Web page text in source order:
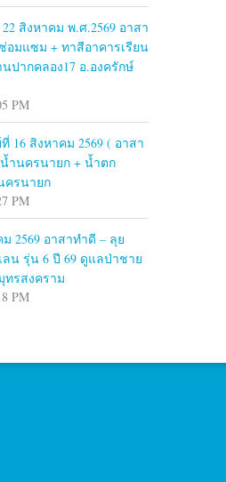
สิงหาคม พ.ศ.2569 อาสา
มแซม + ทาสีอาคารเรียน
ปากคลอง17 อ.องครักษ์
PM
16 สิงหาคม 2569 ( อาสา
ำนครนายก + น้ำตก
ครนายก
PM
2569 อาสาทำดี – ลุย
น รุ่น 6 ปี 69 ดูแลป่าชาย
รสงคราม
PM